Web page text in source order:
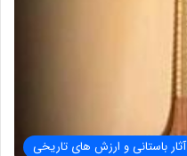
آثار باستانی و ارزش های تاریخی